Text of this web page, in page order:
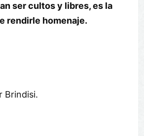
ser cultos y libres, es la
rendirle homenaje.
Brindisi.